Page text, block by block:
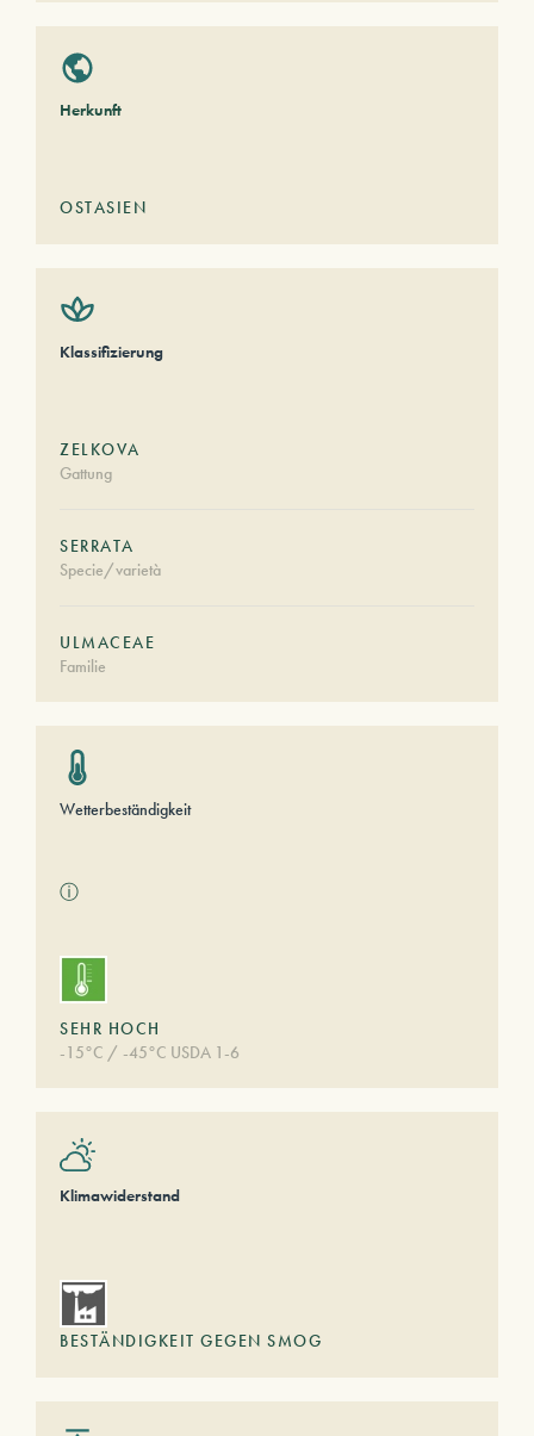
Herkunft
OSTASIEN
Klassifizierung
ZELKOVA
Gattung
SERRATA
Specie/varietà
ULMACEAE
Familie
Wetterbeständigkeit
ⓘ
SEHR HOCH
-15°C / -45°C USDA 1-6
Klimawiderstand
BESTÄNDIGKEIT GEGEN SMOG